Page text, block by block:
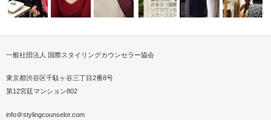
…ッスン後のご…九州からZO…せないハ…
一般社団法人 国際スタイリングカウンセラー協会
東京都渋谷区千駄ヶ谷三丁目2番8号
第12宮廷マンション802
info＠stylingcounselor.com